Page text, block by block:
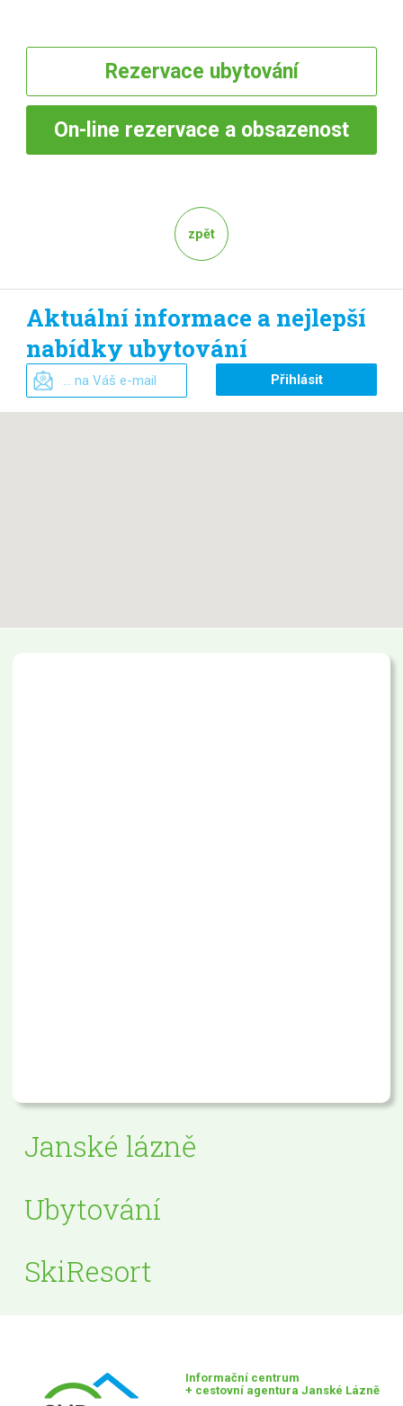
Rezervace ubytování
On-line rezervace a obsazenost
zpět
Aktuální informace a nejlepší
nabídky ubytování
Janské lázně
Ubytování
SkiResort
Informační centrum
+ cestovní agentura Janské Lázně